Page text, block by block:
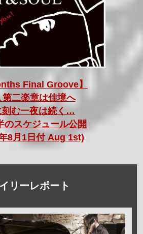
Final Groove】
第二楽章は佳境へ
刻む一夜は続く…
のスケジュール公開
8月1日付 Aug 1st)
リーレポート